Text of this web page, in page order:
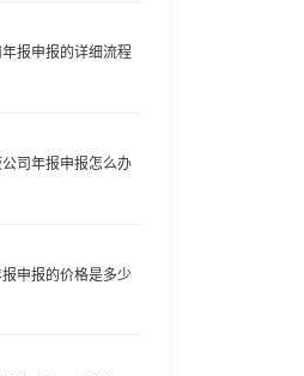
报申报的详细流程
司年报申报怎么办
申报的价格是多少